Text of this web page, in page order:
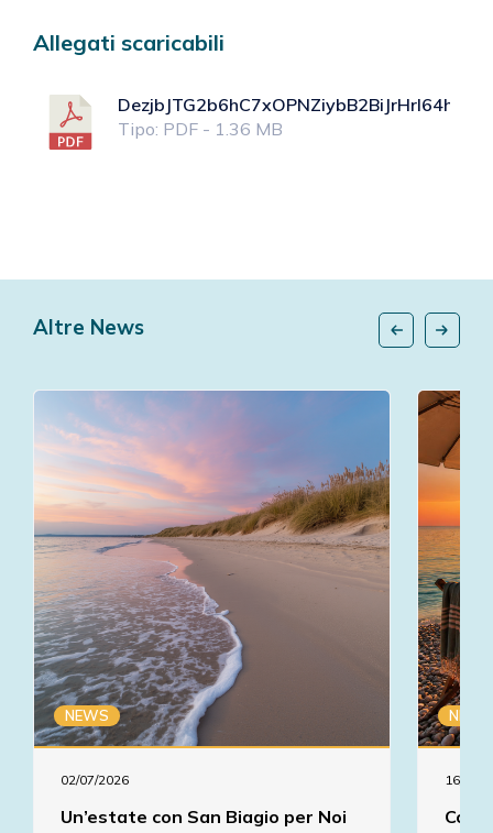
Allegati scaricabili
Tipo: PDF - 1.36 MB
Altre News
NEWS
02/07/2026
Un’estate con San Biagio per Noi
NEWS
16/07/